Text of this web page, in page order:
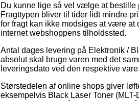
Du kunne lige så vel vælge at bestille
Fragttypen bliver til tider lidt mindre
for fragt kan ikke modsiges at være at
internet webshoppens tilholdssted.
Antal dages levering på Elektronik /
absolut skal bruge varen med det
leveringsdato ved den respektive vare.
Størstedelen af online shops giver
eksempelvis Black Laser Toner